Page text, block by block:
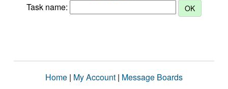
Task name:
Home | My Account | Message Boards